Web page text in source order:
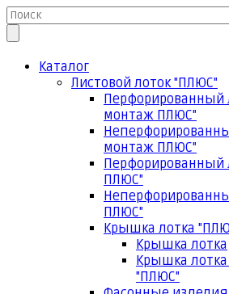
Каталог
Листовой лоток "ПЛЮС"
Перфорированный
монтаж ПЛЮС"
монтаж ПЛЮС"
Перфорированный
ПЛЮС"
ПЛЮС"
Крышка лотка
Крышка лотка
Крышка
"ПЛЮС"